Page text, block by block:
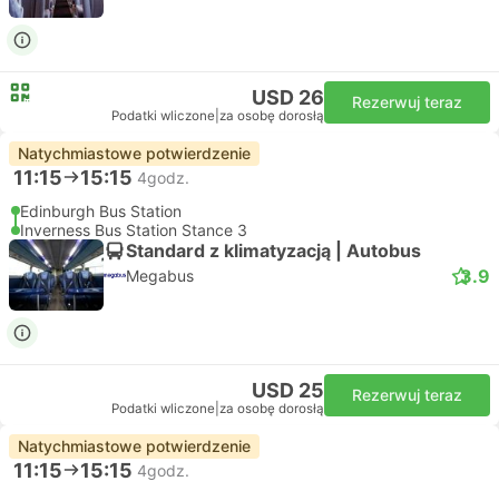
USD 26
Podatki wliczone za osobę dorosłą
Rezerwuj teraz
Natychmiastowe potwierdzenie
11:15 15:15 4godz.
Edinburgh Bus Station
Inverness Bus Station Stance 3
Standard z klimatyzacją | Autobus
Megabus 3.9
USD 25
Podatki wliczone za osobę dorosłą
Rezerwuj teraz
Natychmiastowe potwierdzenie
11:15 15:15 4godz.